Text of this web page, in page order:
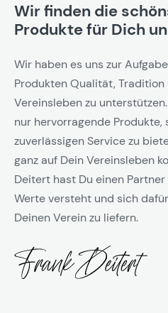
Wir finden die
Produkte für Dich
Wir haben es uns zur
Produkten Qualität,
Vereinsleben zu
nur hervorragende Produkte,
zuverlässigen Service zu
ganz auf Dein Vereinsleben
Deitert hast Du einen
Werte versteht und sich
Deinen Verein zu liefern.